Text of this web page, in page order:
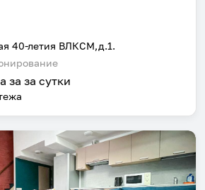
40-летия ВЛКСМ,д.1.
за за сутки